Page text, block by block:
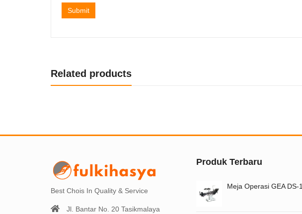
Related products
Best Chois In Quality & Service
Jl. Bantar No. 20 Tasikmalaya
Produk Terbaru
Meja Operasi GEA DS-1